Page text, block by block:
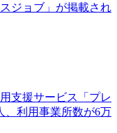
ジョブ」が掲載され
支援サービス「プレ
、利用事業所数が6万